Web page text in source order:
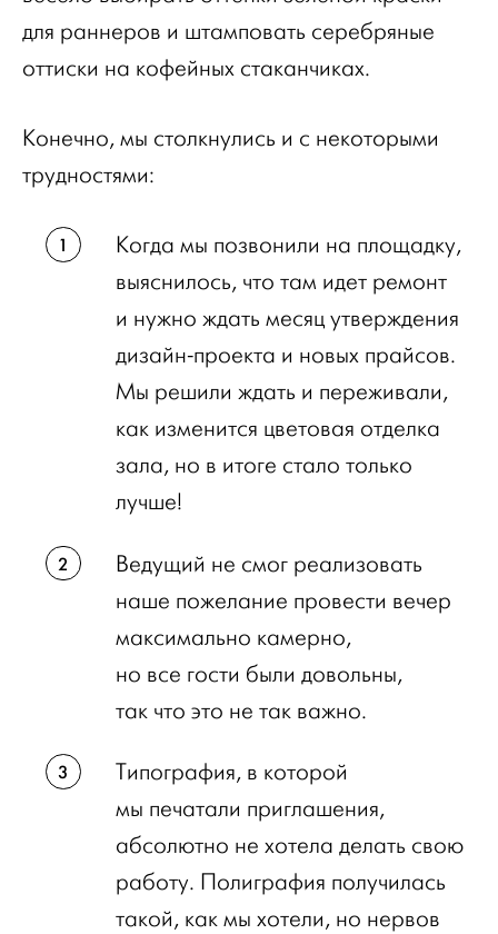
для раннеров и штамповать серебряные
оттиски на кофейных стаканчиках.
Конечно, мы столкнулись и с некоторыми
трудностями:
Когда мы позвонили на площадку,
выяснилось, что там идет ремонт
и нужно ждать месяц утверждения
дизайн-проекта и новых прайсов.
Мы решили ждать и переживали,
как изменится цветовая отделка
зала, но в итоге стало только
лучше!
Ведущий не смог реализовать
наше пожелание провести вечер
максимально камерно,
но все гости были довольны,
так что это не так важно.
Типография, в которой
мы печатали приглашения,
абсолютно не хотела делать свою
работу. Полиграфия получилась
такой, как мы хотели, но нервов